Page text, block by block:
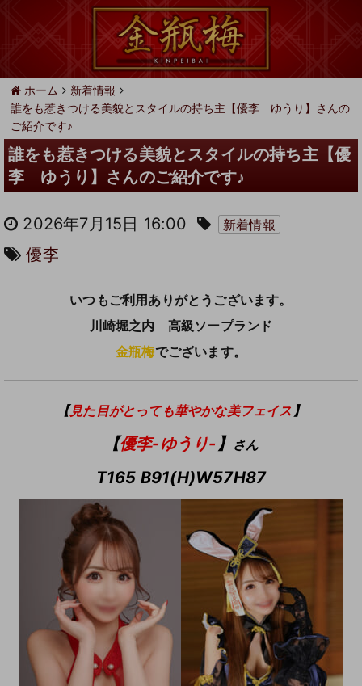
ホーム
新着情報
誰をも惹きつける美貌とスタイルの持ち主【優李 ゆうり】さんの
ご紹介です♪
誰をも惹きつける美貌とスタイルの持ち主【優
李 ゆうり】さんのご紹介です♪
2026年7月15日 16:00 新着情報
優李
いつもご利用ありがとうございます。
川崎堀之内 高級ソープランド
金瓶梅でございます。
【見た目がとっても華やかな美フェイス 】
【優李-ゆうり-】 さん
T165 B91(H)W57H87